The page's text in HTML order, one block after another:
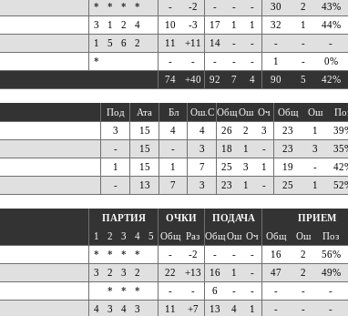
* * * * - -2 - - - 30 2 43%
3 1 2 4 10 -3 17 1 1 32 1 44%
1 5 6 2 11 +11 14 - - - - -
* - - - - - 1 - 0%
74 +40 92 7 4 90 5 42%
Под Ата Бл Ош.С ОбщОш Оч Общ Ош
3 15 4 4 26 2 3 23 1
- 15 - 3 18 1 - 23 3
1 15 1 7 25 3 1 19 -
- 13 7 3 23 1 - 25 1
ПАРТИЯ ОЧКИ ПОДАЧА ПРИЕМ
1
2 3 4 5 Общ Раз ОбщОш Оч Общ Ош Поз
* * * * - -2 - - - 16 2 56%
3 2 3 2 22 +13 16 1 - 47 2 49%
* * * - - 6 - - - - -
4 3 4 3 11 +7 13 4 1 - - -